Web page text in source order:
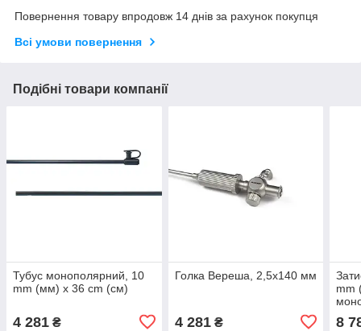
Повернення товару впродовж 14 днів за рахунок покупця
Всі умови повернення
Подібні товари компанії
Тубус монополярний, 10
mm (мм) x 36 cm (cм)
4 281 ₴
Голка Вереша, 2,5х140 мм
4 281₴
mm
8